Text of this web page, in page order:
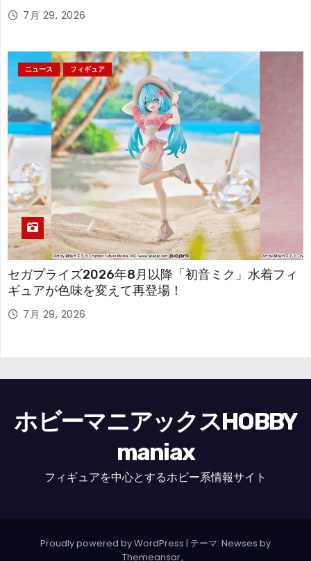
7月 29, 2026
ニュース フィギュア
セガプライズ2026年8月以降「初音ミク」水着フィ
ギュアが色味を変えて再登場！
7月 29, 2026
ホビーマニアックスHOBBY
maniax
フィギュアを中心とするホビー系情報サイト
Proudly powered by WordPress | テーマ: Newses by
Themeansar。